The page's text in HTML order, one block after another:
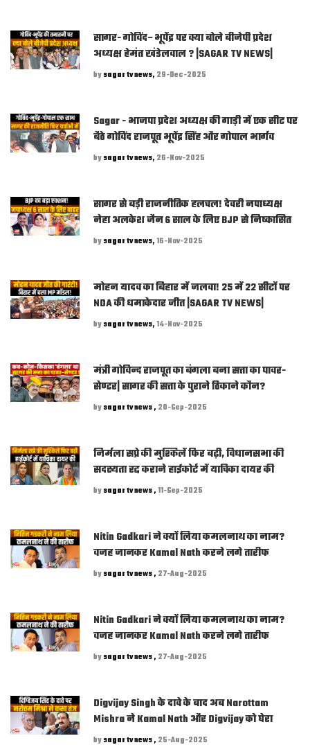
सागर- गोविंद–भूपेंद्र पर क्या बोले बीजेपी प्रदेश
अध्यक्ष हेमंत खंडेलवाल ? |SAGAR TV NEWS|
bysagar tv news, 29-Dec-2025
Sagar - भाजपा प्रदेश अध्यक्ष की गाड़ी में एक सीट पर
बैठे गोविंद राजपूत भूपेंद्र सिंह और गोपाल भार्गव
bysagar tv news, 26-Nov-2025
सागर से बड़ी राजनीतिक हलचल! देवरी नपाध्यक्ष
नेहा अलकेश जैन 6 साल के लिए BJP से निष्कासित
bysagar tv news,16-Nov-2025
मोहन यादव का बिहार में जलवा! 25 में 22 सीटों पर
NDA की धमाकेदार जीत |SAGAR TV NEWS|
bysagar tv news,14-Nov-2025
मंत्री गोविन्द राजपूत का बंगला बना सत्ता का पावर-
सेण्टर| सागर की सत्ता के पुराने ठिकाने कौन?
bysagar tv news , 20-Sep-2025
निर्मला सप्रे की मुश्किलें फिर बढ़ी, विधानसभा की
सदस्यता रद्द कराने हाईकोर्ट में याचिका दायर की
bysagar tv news ,11-Sep-2025
Nitin Gadkari ने क्यों लिया कमलनाथ का नाम?
वजह जानकर Kamal Nath करने लगे तारीफ
bysagar tv news , 27-Aug-2025
Nitin Gadkari ने क्यों लिया कमलनाथ का नाम?
वजह जानकर Kamal Nath करने लगे तारीफ
bysagar tv news , 27-Aug-2025
Digvijay Singh के दावे के बाद अब Narottam
Mishra ने Kamal Nath और Digvijay को घेरा
bysagar tv news , 25-Aug-2025